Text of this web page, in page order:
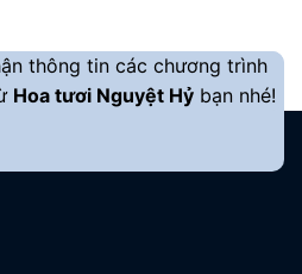
thông tin các chương trình
Hoa tươi Nguyệt Hỷ bạn nhé!